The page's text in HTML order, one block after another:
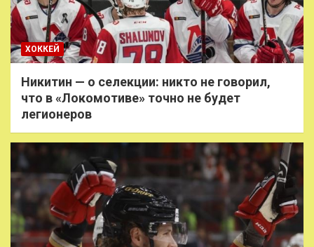
ХОККЕЙ
Никитин — о селекции: никто не говорил,
что в «Локомотиве» точно не будет
легионеров